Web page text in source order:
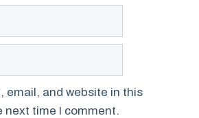
email, and website in this
next time I comment.